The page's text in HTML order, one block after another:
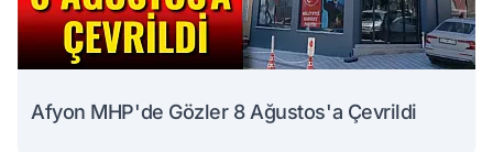
Afyon MHP'de Gözler 8 Ağustos'a Çevrildi